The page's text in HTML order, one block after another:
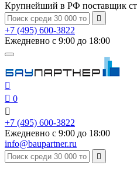
Крупнейший в РФ поставщик

+7 (495) 600-3822
Ежедневно с 9:00 до 18:00

 0

+7 (495) 600-3822
Ежедневно с 9:00 до 18:00
info@baupartner.ru
